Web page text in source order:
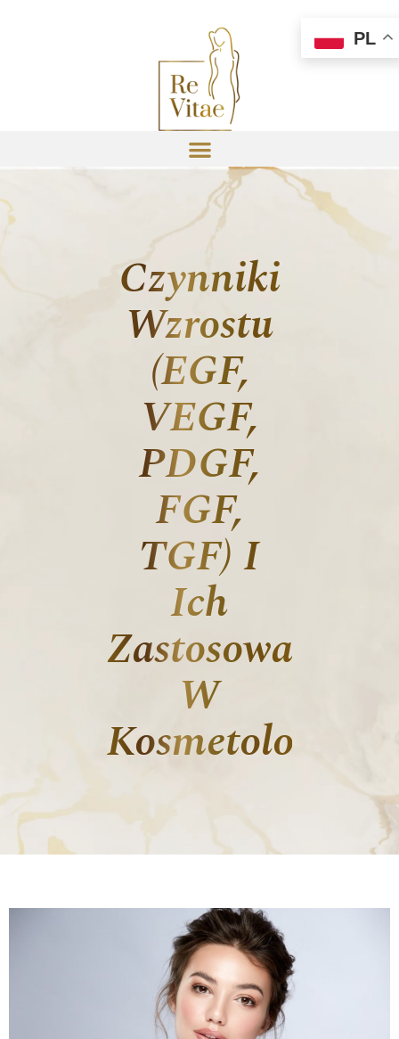
Czynniki
Wzrostu
(EGF,
VEGF,
PDGF,
FGF,
TGF) I
Ich
Zastosowanie
W
Kosmetologii
PL